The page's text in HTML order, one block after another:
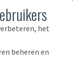
het
beheren en